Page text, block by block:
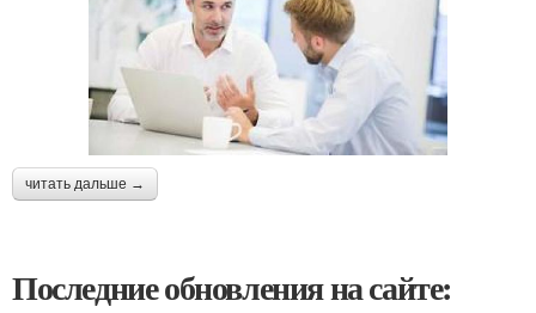
читать дальше →
Последние обновления на сайте: